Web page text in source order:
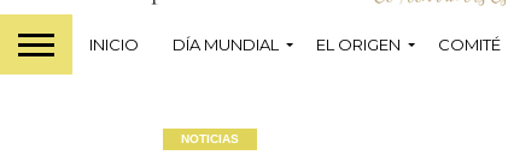
INICIO DÍA MUNDIAL EL ORIGEN COMITÉ
NOTICIAS